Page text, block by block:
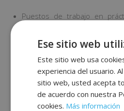
Puestos de trabajo en
Empresa: AFAEMME
Horario: 15h a la semana.
Fecha de inicio y final: Del 1
2021.
Fecha límite de
Ese sitio web
Este sitio web usa
experiencia del usuario.
sitio web, usted acepta
de acuerdo con nuestra
cookies. Más información